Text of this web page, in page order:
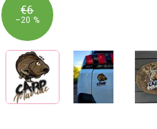
€6
–20 %